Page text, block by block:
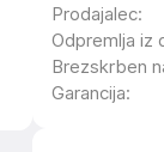
Prodajalec:
Odpremlja iz
Brezskrben
Garancija: